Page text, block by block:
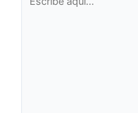
aquí...